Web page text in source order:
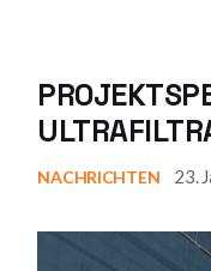
NACHRICHTEN 23.